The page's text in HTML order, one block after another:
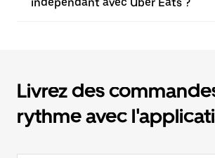
Livrez des
rythme avec